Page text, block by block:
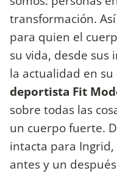
transformación.
para quien el
su vida, desde sus
la actualidad en su
deportista Fit
sobre todas las
un cuerpo fuerte.
intacta para
antes y un